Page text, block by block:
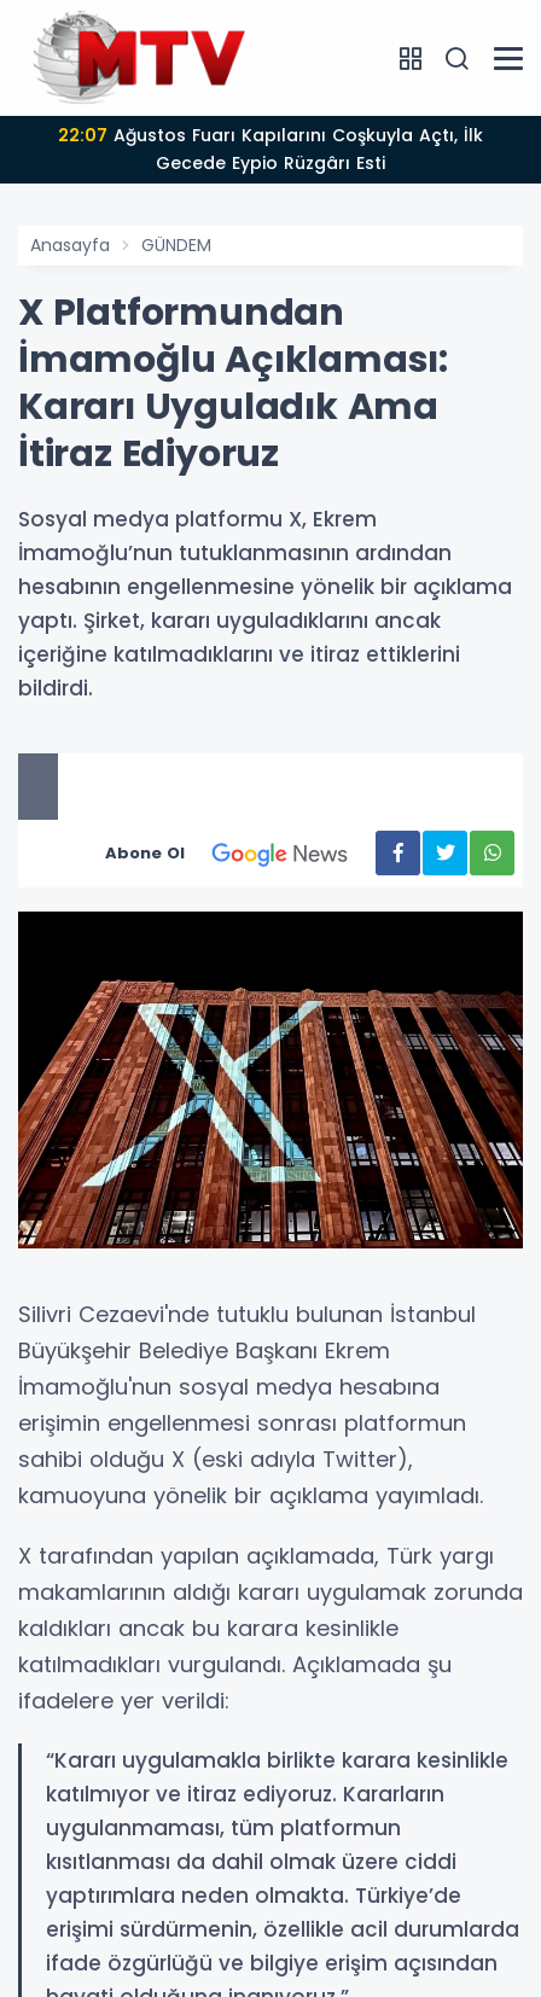
22:07
Gecede Eypio Rüzgârı Esti
Anasayfa GÜNDEM
X Platformundan
İmamoğlu Açıklaması:
Kararı Uyguladık Ama
İtiraz Ediyoruz
Sosyal medya platformu X, Ekrem
İmamoğlu’nun tutuklanmasının ardından
hesabının engellenmesine yönelik bir açıklama
yaptı. Şirket, kararı uyguladıklarını ancak
içeriğine katılmadıklarını ve itiraz ettiklerini
bildirdi.
Abone Ol
Silivri Cezaevi'nde tutuklu bulunan İstanbul
Büyükşehir Belediye Başkanı Ekrem
İmamoğlu'nun sosyal medya hesabına
erişimin engellenmesi sonrası platformun
sahibi olduğu X (eski adıyla Twitter),
kamuoyuna yönelik bir açıklama yayımladı.
X tarafından yapılan açıklamada, Türk yargı
makamlarının aldığı kararı uygulamak zorunda
kaldıkları ancak bu karara kesinlikle
katılmadıkları vurgulandı. Açıklamada şu
ifadelere yer verildi:
“Kararı uygulamakla birlikte karara kesinlikle
katılmıyor ve itiraz ediyoruz. Kararların
uygulanmaması, tüm platformun
kısıtlanması da dahil olmak üzere ciddi
yaptırımlara neden olmakta. Türkiye’de
erişimi sürdürmenin, özellikle acil durumlarda
ifade özgürlüğü ve bilgiye erişim açısından